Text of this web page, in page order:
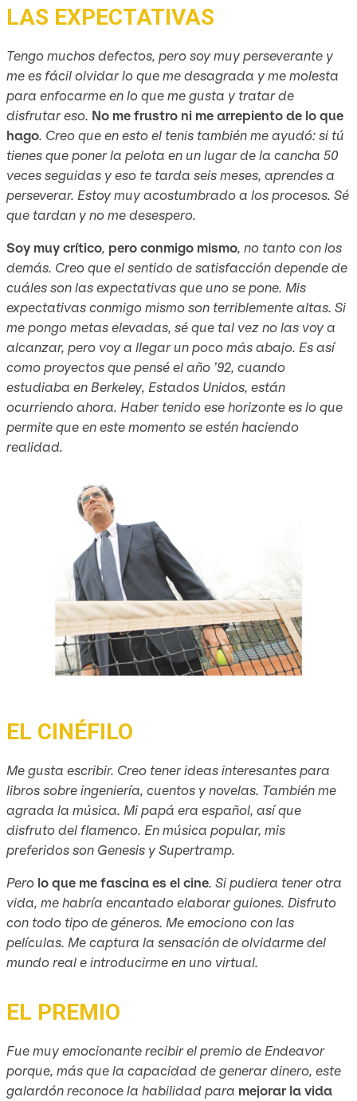
LAS EXPECTATIVAS
Tengo muchos defectos, pero soy muy perseverante y
me es fácil olvidar lo que me desagrada y me molesta
para enfocarme en lo que me gusta y tratar de
disfrutar eso. No me frustro ni me arrepiento de lo que
hago. Creo que en esto el tenis también me ayudó: si tú
tienes que poner la pelota en un lugar de la cancha 50
veces seguidas y eso te tarda seis meses, aprendes a
perseverar. Estoy muy acostumbrado a los procesos. Sé
que tardan y no me desespero.
Soy muy crítico, pero conmigo mismo, no tanto con los
demás. Creo que el sentido de satisfacción depende de
cuáles son las expectativas que uno se pone. Mis
expectativas conmigo mismo son terriblemente altas. Si
me pongo metas elevadas, sé que tal vez no las voy a
alcanzar, pero voy a llegar un poco más abajo. Es así
como proyectos que pensé el año ’92, cuando
estudiaba en Berkeley, Estados Unidos, están
ocurriendo ahora. Haber tenido ese horizonte es lo que
permite que en este momento se estén haciendo
realidad.
EL CINÉFILO
Me gusta escribir. Creo tener ideas interesantes para
libros sobre ingeniería, cuentos y novelas. También me
agrada la música. Mi papá era español, así que
disfruto del flamenco. En música popular, mis
preferidos son Genesis y Supertramp.
Pero lo que me fascina es el cine. Si pudiera tener otra
vida, me habría encantado elaborar guiones. Disfruto
con todo tipo de géneros. Me emociono con las
películas. Me captura la sensación de olvidarme del
mundo real e introducirme en uno virtual.
EL PREMIO
Fue muy emocionante recibir el premio de Endeavor
porque, más que la capacidad de generar dinero, este
galardón reconoce la habilidad para mejorar la vida